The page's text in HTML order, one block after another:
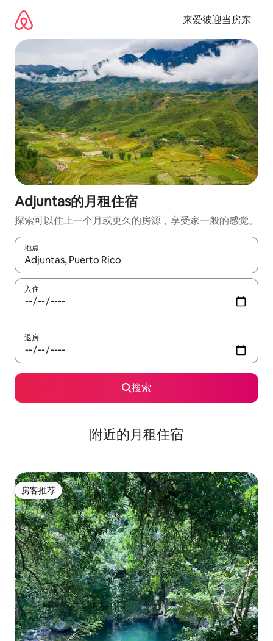
来爱彼迎当房东
Adjuntas的月租住宿
探索可以住上一个月或更久的房源，享受家一般的感觉。
地点
如有搜索结果，请使用上下方向键查看，或通过点击或滑动手势
入住
退房
搜索
附近的月租住宿
房客推荐
房客推荐